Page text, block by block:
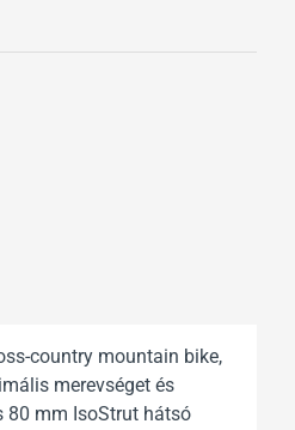
country mountain bike,
merevséget és
80 mm IsoStrut hátsó